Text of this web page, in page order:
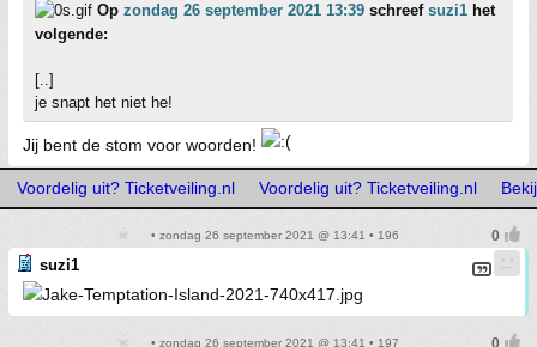
Op zondag 26 september 2021 13:39 schreef suzi1 het
volgende:
[..]
je snapt het niet he!
Jij bent de stom voor woorden!
Voordelig uit? Ticketveiling.nl Voordelig uit? Ticketveiling.nl
• zondag 26 september 2021 @ 13:41 • 196
suzi1
• zondag 26 september 2021 @ 13:41 • 197